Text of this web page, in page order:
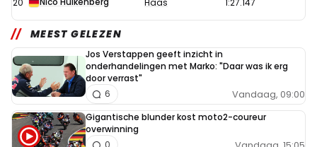
20 Haas 1:27.147
MEEST GELEZEN
Jos Verstappen geeft inzicht in
onderhandelingen met Marko: "Daar was ik erg
door verrast"
Vandaag, 09:00
6
Gigantische blunder kost moto2-coureur
overwinning